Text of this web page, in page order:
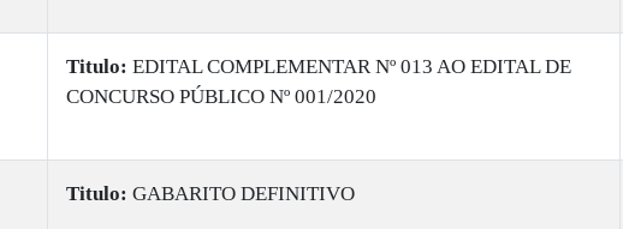
Titulo: EDITAL COMPLEMENTAR Nº 013 AO EDITAL DE
CONCURSO PÚBLICO Nº 001/2020
Titulo: GABARITO DEFINITIVO